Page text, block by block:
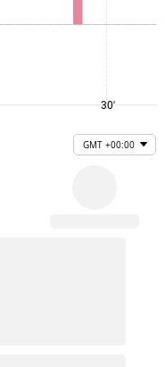
30'
GMT +00:00